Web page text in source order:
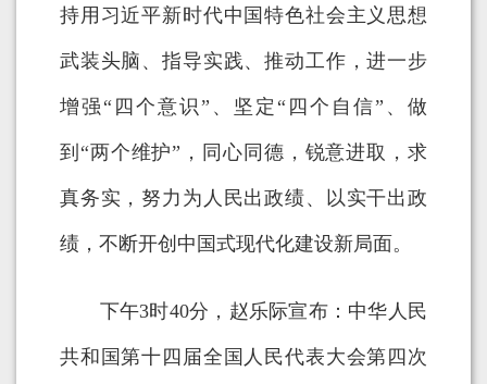
持用习近平新时代中国特色社会主义思想
武装头脑、指导实践、推动工作，进一步
增强“四个意识”、坚定“四个自信”、做
到“两个维护”，同心同德，锐意进取，求
真务实，努力为人民出政绩、以实干出政
绩，不断开创中国式现代化建设新局面。
下午3时40分，赵乐际宣布：中华人民
共和国第十四届全国人民代表大会第四次